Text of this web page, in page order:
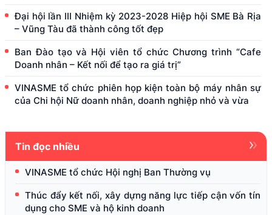
Đại hội lần III Nhiệm kỳ 2023-2028 Hiệp hội SME Bà Rịa
– Vũng Tàu đã thành công tốt đẹp
Ban Đào tạo và Hội viên tổ chức Chương trình “Cafe
Doanh nhân – Kết nối để tạo ra giá trị”
VINASME tổ chức phiên họp kiện toàn bộ máy nhân sự
của Chi hội Nữ doanh nhân, doanh nghiệp nhỏ và vừa
Tin đọc nhiều
VINASME tổ chức Hội nghị Ban Thường vụ
Thúc đẩy kết nối, xây dựng năng lực tiếp cận vốn tín
dụng cho SME và hộ kinh doanh